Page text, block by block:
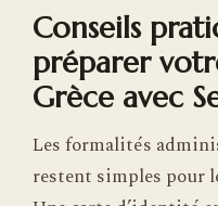
Conseils
préparer
Grèce avec
Les formalités
restent simples pour